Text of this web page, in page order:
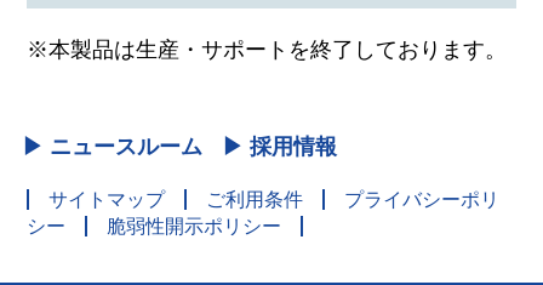
※本製品は生産・サポートを終了しております。
▶ ニュースルーム ▶ 採用情報
サイトマップ ご利用条件
プライバシーポリ
シー
脆弱性開示ポリシー